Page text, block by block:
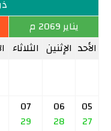
يناير 2069 م
الأحد الإثنين الثلاثاء
05
27
06
28
07
29